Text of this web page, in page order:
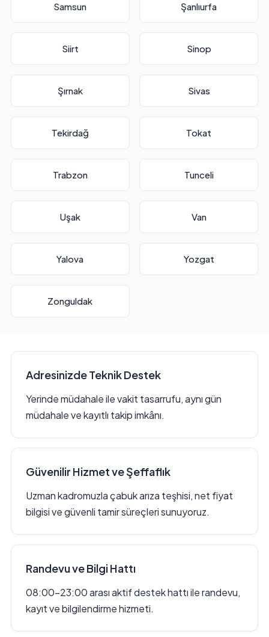
Samsun Şanlıurfa
Siirt Sinop
Şırnak Sivas
Tekirdağ Tokat
Trabzon Tunceli
Uşak Van
Yalova Yozgat
Zonguldak
Adresinizde Teknik Destek
Yerinde müdahale ile vakit tasarrufu, aynı gün
müdahale ve kayıtlı takip imkânı.
Güvenilir Hizmet ve Şeffaflık
Uzman kadromuzla çabuk arıza teşhisi, net fiyat
bilgisi ve güvenli tamir süreçleri sunuyoruz.
Randevu ve Bilgi Hattı
08:00–23:00 arası aktif destek hattı ile randevu,
kayıt ve bilgilendirme hizmeti.